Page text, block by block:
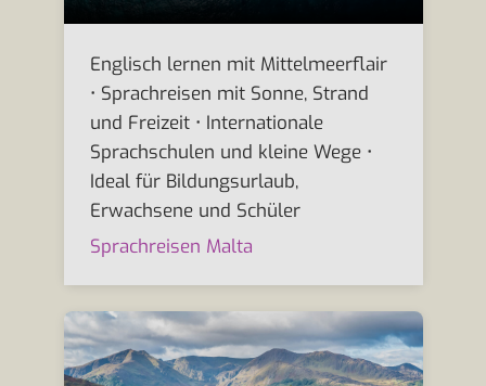
Englisch lernen mit Mittelmeerflair
• Sprachreisen mit Sonne, Strand
und Freizeit • Internationale
Sprachschulen und kleine Wege •
Ideal für Bildungsurlaub,
Erwachsene und Schüler
Sprachreisen Malta